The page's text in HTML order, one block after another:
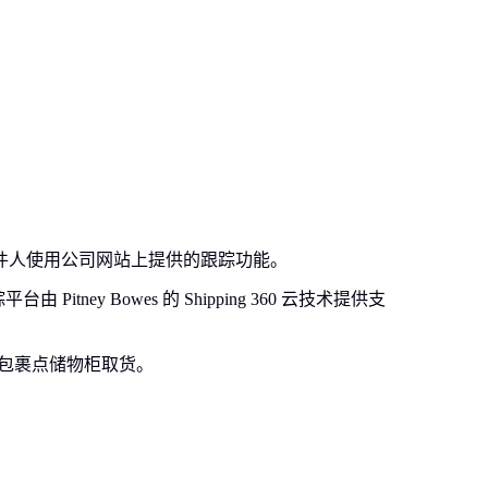
使用公司网站上提供的跟踪功能。
台由 Pitney Bowes 的 Shipping 360 云技术提供支
裹点储物柜取货。